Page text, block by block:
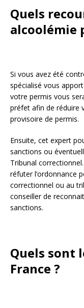
Quels
alcoolémie
Si vous avez été
spécialisé vous
votre permis vous
préfet afin de réduire
provisoire de permis.
Ensuite, cet expert
sanctions ou
Tribunal
réfuter l’ordonnance
correctionnel ou au
conseiller de
sanctions.
Quels sont
France ?